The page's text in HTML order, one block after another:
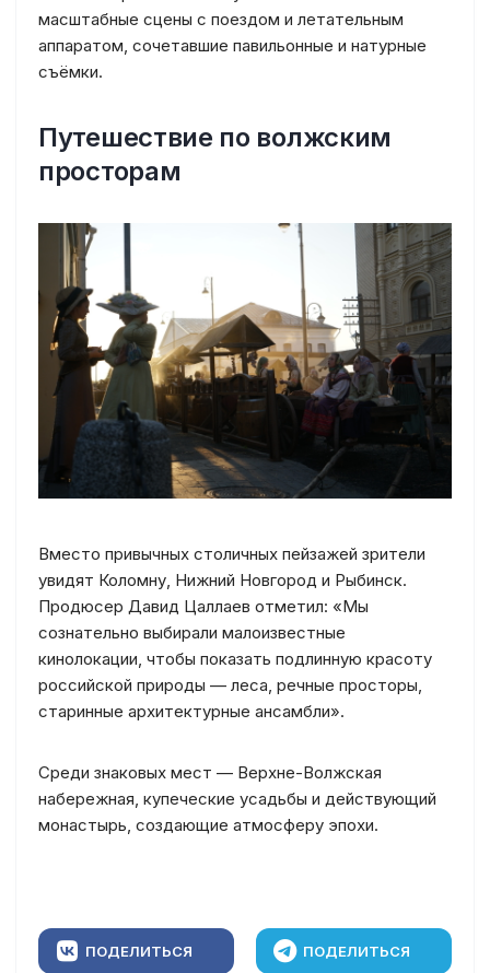
масштабные сцены с поездом и летательным
аппаратом, сочетавшие павильонные и натурные
съёмки.
Путешествие по волжским
просторам
Вместо привычных столичных пейзажей зрители
увидят Коломну, Нижний Новгород и Рыбинск.
Продюсер Давид Цаллаев отметил: «Мы
сознательно выбирали малоизвестные
кинолокации, чтобы показать подлинную красоту
российской природы — леса, речные просторы,
старинные архитектурные ансамбли».
Среди знаковых мест — Верхне-Волжская
набережная, купеческие усадьбы и действующий
монастырь, создающие атмосферу эпохи.
ПОДЕЛИТЬСЯ ПОДЕЛИТЬСЯ